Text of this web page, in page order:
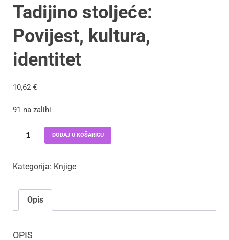
Tadijino stoljeće:
Povijest, kultura,
identitet
10,62 €
91 na zalihi
DODAJ U KOŠARICU
Kategorija: Knjige
Opis
OPIS